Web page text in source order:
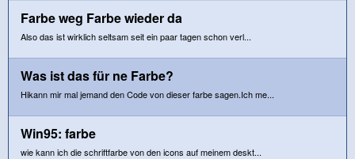
Farbe weg Farbe wieder da
Also das ist wirklich seltsam seit ein paar tagen schon verl...
Was ist das für ne Farbe?
Hikann mir mal jemand den Code von dieser farbe sagen.Ich me...
Win95: farbe
wie kann ich die schriftfarbe von den icons auf meinem deskt...